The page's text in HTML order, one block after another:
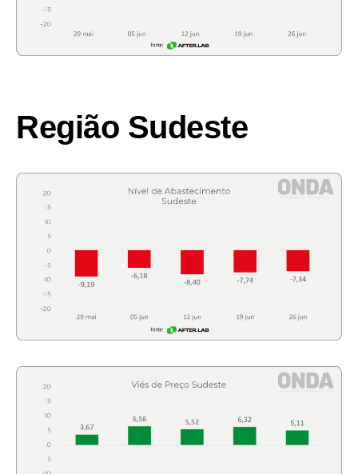
Região Sudeste